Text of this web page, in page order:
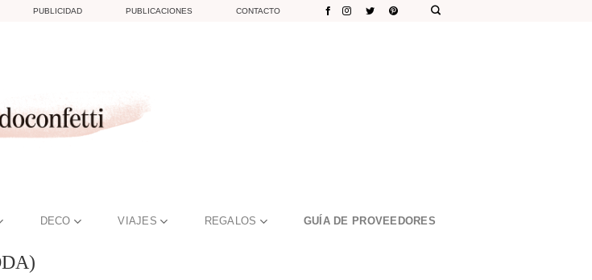
PUBLICIDAD PUBLICACIONES CONTACTO
DECO VIAJES REGALOS GUÍA DE PROVEEDORES